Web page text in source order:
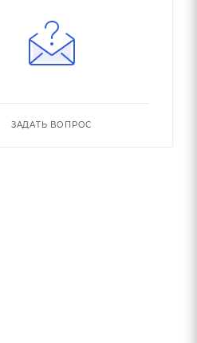
ЗАДАТЬ ВОПРОС